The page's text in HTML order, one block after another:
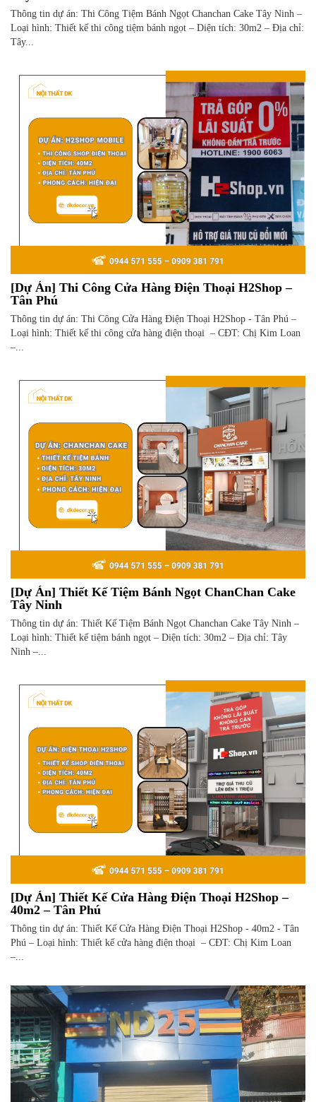
Thông tin dự án: Thi Công Tiệm Bánh Ngọt Chanchan Cake Tây Ninh –
Loại hình: Thiết kế thi công tiệm bánh ngọt – Diện tích: 30m2 – Địa chỉ:
Tây...
[Dự Án] Thi Công Cửa Hàng Điện Thoại H2Shop –
Tân Phú
Thông tin dự án: Thi Công Cửa Hàng Điện Thoại H2Shop - Tân Phú –
Loại hình: Thiết kế thi công cửa hàng điện thoại – CĐT: Chị Kim Loan
–...
[Dự Án] Thiết Kế Tiệm Bánh Ngọt ChanChan Cake
Tây Ninh
Thông tin dự án: Thiết Kế Tiệm Bánh Ngọt Chanchan Cake Tây Ninh –
Loại hình: Thiết kế tiệm bánh ngọt – Diện tích: 30m2 – Địa chỉ: Tây
Ninh –...
[Dự Án] Thiết Kế Cửa Hàng Điện Thoại H2Shop –
40m2 – Tân Phú
Thông tin dự án: Thiết Kế Cửa Hàng Điện Thoại H2Shop - 40m2 - Tân
Phú – Loại hình: Thiết kế cửa hàng điện thoại – CĐT: Chị Kim Loan
–...